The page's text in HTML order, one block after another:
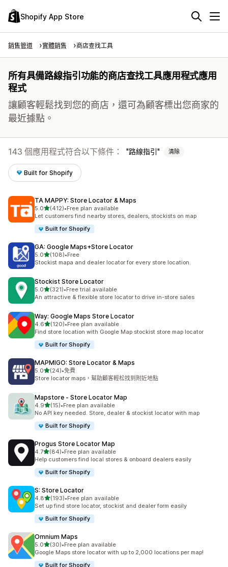
Shopify App Store
銷售管道 實體銷售 商店查找工具
所有具備路線指引功能的商店查找工具應用程式應用
程式
讓顧客輕鬆找到您的商店，還可為顧客標出您商家的
最近據點。
143 個應用程式符合以下條件： 路線指引 清除
Built for Shopify
TA MAPPY: Store Locator & Maps
5.0滿分 5 顆星
(412)
共有 412 則評價
•Free plan available
Let customers find nearby stores, dealers, stockists on map
Built for Shopify
GA: Google Maps+Store Locator
5.0滿分 5 顆星
(108)
共有 108 則評價
•Free
Stockist mapa and dealer locator for every store location.
Stockist Store Locator
5.0滿分 5 顆星
(321)
共有 321 則評價
•Free trial available
An attractive & flexible store locator to drive in-store sales
Way: Google Maps Store Locator
4.6滿分 5 顆星
(120)
共有 120 則評價
•Free plan available
Find store location with Google Map stockist store map locator
Built for Shopify
MAPMIGO: Store Locator & Maps
5.0滿分 5 顆星
(24)
共有 24 則評價
•免費
Store locator maps，幫助顧客輕松找到附近地點
Mapstore ‑ Store Locator Map
4.9滿分 5 顆星
(15)
共有 15 則評價
•Free plan available
No API key needed. Store, dealer & stockist locator with map
Built for Shopify
Progus Store Locator Map
4.7滿分 5 顆星
(84)
共有 84 則評價
•Free plan available
Help customers find local stores & onboard dealers easily
Built for Shopify
S: Store Locator
4.8滿分 5 顆星
(193)
共有 193 則評價
•Free plan available
Set up find store locator, stockist and dealer form easily
Built for Shopify
Omnium Maps
5.0滿分 5 顆星
(30)
共有 30 則評價
•Free plan available
Google Maps store locator with up to 2,000 locations per map!
Built for Shopify